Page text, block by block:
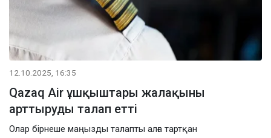
12.10.2025, 16:35
Qazaq Air ұшқыштары жалақыны
арттыруды талап етті
Олар бірнеше маңызды талапты алға тартқан